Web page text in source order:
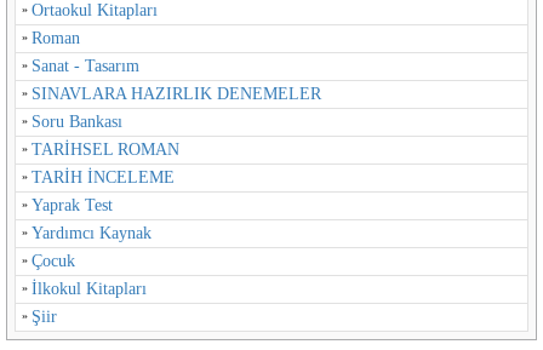
Ortaokul Kitapları
Roman
Sanat - Tasarım
SINAVLARA HAZIRLIK DENEMELER
Soru Bankası
TARİHSEL ROMAN
TARİH İNCELEME
Yaprak Test
Yardımcı Kaynak
Çocuk
İlkokul Kitapları
Şiir